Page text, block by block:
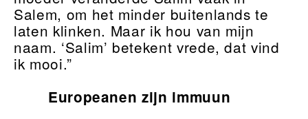
Salem, om het minder buitenlands te
laten klinken. Maar ik hou van mijn
naam. ‘Salim’ betekent vrede, dat vind
ik mooi.”
Europeanen zijn immuun